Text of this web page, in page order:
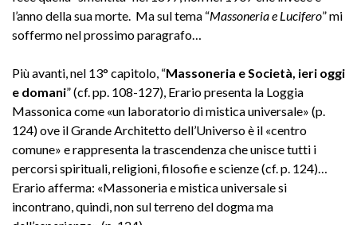
l’anno della sua morte. Ma sul tema “Massoneria e Lucifero” mi
soffermo nel prossimo paragrafo…
Più avanti, nel 13° capitolo, “Massoneria e Società, ieri oggi
e domani” (cf. pp. 108-127), Erario presenta la Loggia
Massonica come «un laboratorio di mistica universale» (p.
124) ove il Grande Architetto dell’Universo è il «centro
comune» e rappresenta la trascendenza che unisce tutti i
percorsi spirituali, religioni, filosofie e scienze (cf. p. 124)…
Erario afferma: «Massoneria e mistica universale si
incontrano, quindi, non sul terreno del dogma ma